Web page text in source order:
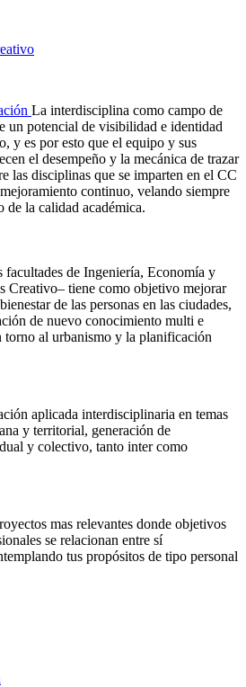
La interdisciplina como campo de
un potencial de visibilidad e identidad
y es por esto que el equipo y sus
el desempeño y la mecánica de trazar
las disciplinas que se imparten en el CC
continuo, velando siempre
de la calidad académica.
facultades de Ingeniería, Economía y
Creativo– tiene como objetivo mejorar
de las personas en las ciudades,
de nuevo conocimiento multi e
al urbanismo y la planificación
aplicada interdisciplinaria en temas
y territorial, generación de
y colectivo, tanto inter como
mas relevantes donde objetivos
se relacionan entre sí
tus propósitos de tipo personal